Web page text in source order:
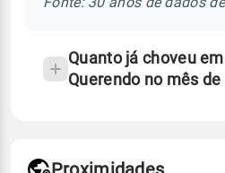
Quanto já choveu
Querendo no mês